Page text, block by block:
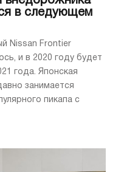
в следующем
Nissan Frontier
и в 2020 году будет
года. Японская
занимается
пикапа с